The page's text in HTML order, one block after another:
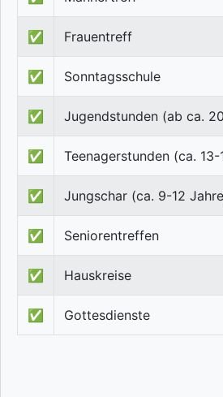
✅ Frauentreff
✅ Sonntagsschule
✅ Jugendstunden (ab ca.
✅ Teenagerstunden (ca. 13-
✅ Jungschar (ca. 9-12
✅ Seniorentreffen
✅ Hauskreise
✅ Gottesdienste